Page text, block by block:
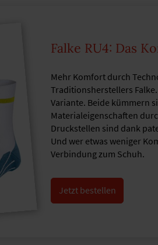
Falke RU4: Das
Mehr Komfort durch
Traditionsherstellers
Variante. Beide kümmern
Materialeigenschaften
Druckstellen sind dank
Und wer etwas weniger
Verbindung zum Schuh.
Jetzt bestellen